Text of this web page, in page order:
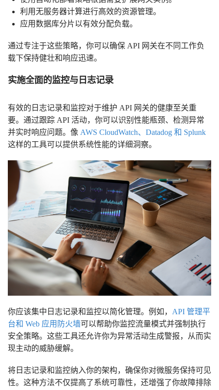
利用无服务器计算进行高效的资源管理。
应用数据库分片以有效分配负载。
通过专注于这些策略，你可以确保 API 网关在不同工作负
载下保持健壮和响应迅速。
实施全面的监控与日志记录
有效的日志记录和监控对于维护 API 网关的健康至关重
要。通过跟踪 API 活动，你可以识别性能瓶颈、检测异常
并实时响应问题。像 AWS CloudWatch、Datadog 和 Splunk
这样的工具可以提供系统性能的详细洞察。
你应该集中日志记录和监控以简化管理。例如， API 管理平
台和 Web 应用防火墙可以帮助你监控流量模式并强制执行
安全策略。这些工具还允许你为异常活动生成警报，从而实
现主动的威胁缓解。
将日志记录和监控纳入你的架构，确保你对微服务保持可见
性。这种方法不仅提高了系统可靠性，还增强了你故障排除